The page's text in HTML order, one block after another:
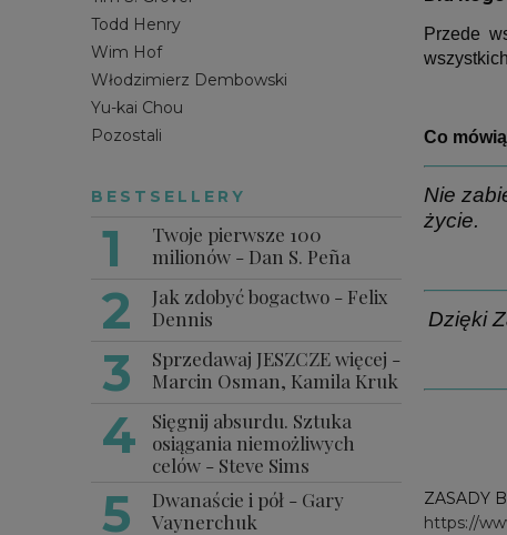
Todd Henry
Wim Hof
Włodzimierz Dembowski
Yu-kai Chou
Pozostali
BESTSELLERY
Twoje pierwsze 100
milionów - Dan S. Peña
Jak zdobyć bogactwo - Felix
Dennis
Sprzedawaj JESZCZE więcej -
Marcin Osman, Kamila Kruk
Sięgnij absurdu. Sztuka
osiągania niemożliwych
celów - Steve Sims
Dwanaście i pół - Gary
Vaynerchuk
Przede
Co
Nie
życie.
Dzięki
ZASADY
https://